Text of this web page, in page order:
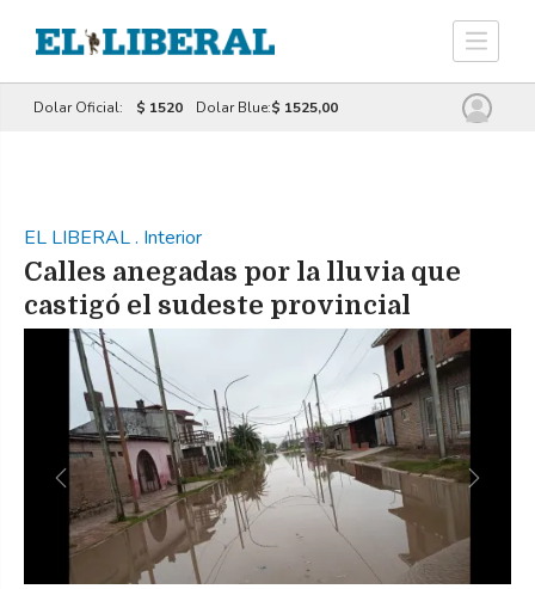
Dolar Oficial: $ 1520 Dolar Blue:$ 1525,00
EL LIBERAL. Interior
Calles anegadas por la lluvia que
castigó el sudeste provincial
Previous Next